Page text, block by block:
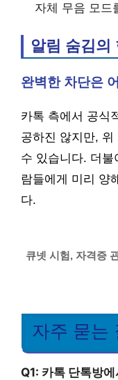
자체 무음 모드
알림 숨김의
완벽한 차단은
카톡 측에서 공식
공하진 않지만,
수 있습니다. 더
람들에게 미리 양
다.
큐넷 시험, 자격증
자주 묻는
Q1: 카톡 단톡방